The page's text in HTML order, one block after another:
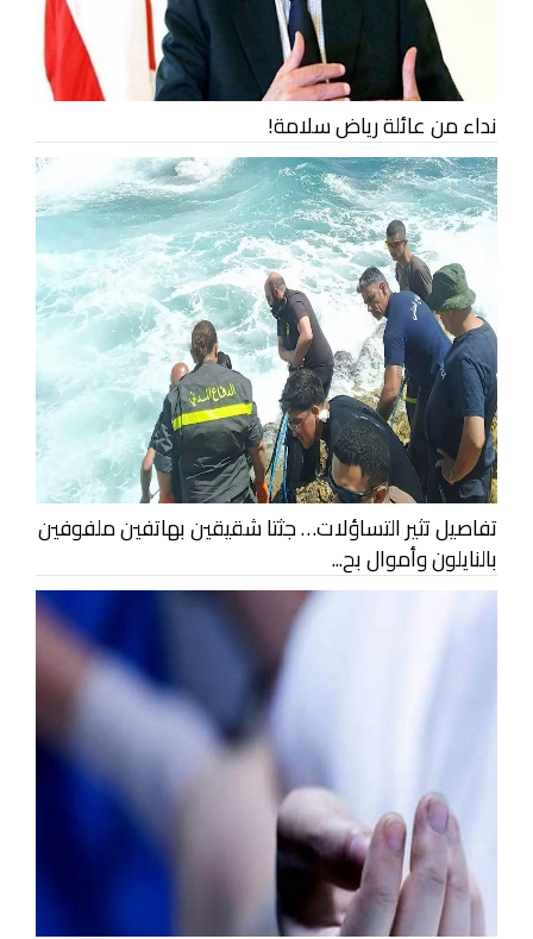
نداء من عائلة رياض سلامة!
تفاصيل تثير التساؤلات… جثتا شقيقين بهاتفين ملفوفين
بالنايلون وأموال بح...